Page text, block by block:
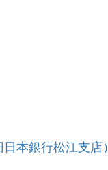
本銀行松江支店